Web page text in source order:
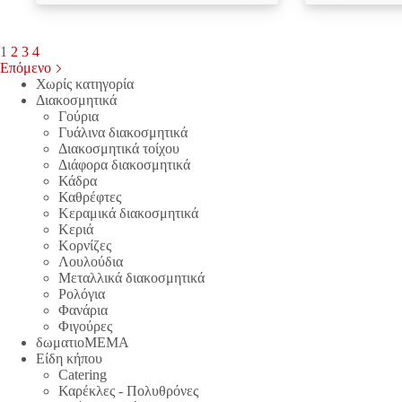
€199.20.
1 2 3 4
Επόμενο
Χωρίς κατηγορία
Διακοσμητικά
Γούρια
Γυάλινα διακοσμητικά
Διακοσμητικά τοίχου
Διάφορα διακοσμητικά
Κάδρα
Καθρέφτες
Κεραμικά διακοσμητικά
Κεριά
Κορνίζες
Λουλούδια
Μεταλλικά διακοσμητικά
Ρολόγια
Φανάρια
Φιγούρες
δωματιοΜΕΜΑ
Είδη κήπου
Catering
Καρέκλες - Πολυθρόνες